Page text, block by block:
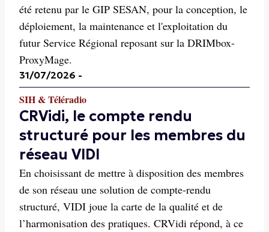
été retenu par le GIP SESAN, pour la conception, le
déploiement, la maintenance et l'exploitation du
futur Service Régional reposant sur la DRIMbox-
ProxyMage.
31/07/2026 -
SIH & Téléradio
CRVidi, le compte rendu
structuré pour les membres du
réseau VIDI
En choisissant de mettre à disposition des membres
de son réseau une solution de compte-rendu
structuré, VIDI joue la carte de la qualité et de
l’harmonisation des pratiques. CRVidi répond, à ce